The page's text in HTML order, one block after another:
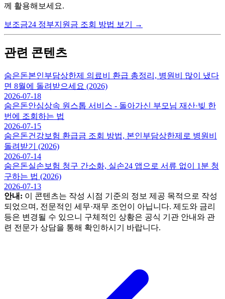
께 활용해보세요.
보조금24 정부지원금 조회 방법 보기 →
관련 콘텐츠
숨은돈본인부담상한제 의료비 환급 총정리, 병원비 많이 냈다
면 8월에 돌려받으세요 (2026)
2026-07-18
숨은돈안심상속 원스톱 서비스 - 돌아가신 부모님 재산·빚 한
번에 조회하는 법
2026-07-15
숨은돈건강보험 환급금 조회 방법, 본인부담상한제로 병원비
돌려받기 (2026)
2026-07-14
숨은돈실손보험 청구 간소화, 실손24 앱으로 서류 없이 1분 청
구하는 법 (2026)
2026-07-13
안내: 이 콘텐츠는 작성 시점 기준의 정보 제공 목적으로 작성
되었으며, 전문적인 세무·재무 조언이 아닙니다. 제도와 금리
등은 변경될 수 있으니 구체적인 상황은 공식 기관 안내와 관
련 전문가 상담을 통해 확인하시기 바랍니다.